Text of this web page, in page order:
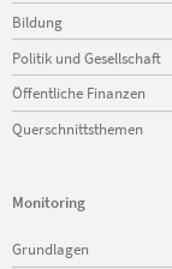
Bildung
Politik und Gesellschaft
Öffentliche Finanzen
Querschnittsthemen
Monitoring
Navigation
überspringen
Grundlagen